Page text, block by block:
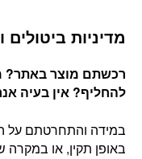
מדיניות ביטולים
רכשתם מוצר באתר?
להחליף? אין בעיה
במידה והתחרטתם על
באופן תקין, או במקרה